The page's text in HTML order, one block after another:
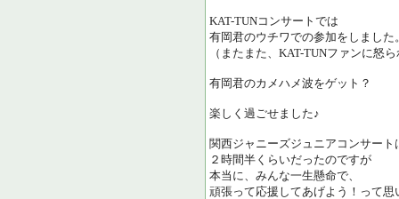
KAT-TUNコンサートでは
有岡君のウチワでの参加をしました
（またまた、KAT-TUNファンに怒
有岡君のカメハメ波をゲット？
楽しく過ごせました♪
関西ジャニーズジュニアコンサート
２時間半くらいだったのですが
本当に、みんな一生懸命で、
頑張って応援してあげよう！って思